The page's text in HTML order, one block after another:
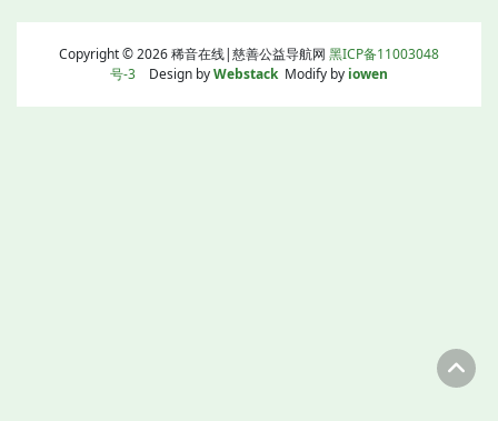
Copyright © 2026 稀音在线|慈善公益导航网 黑ICP备11003048
号-3 Design byWebstackModify by iowen